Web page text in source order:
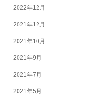
2022年12月
2021年12月
2021年10月
2021年9月
2021年7月
2021年5月